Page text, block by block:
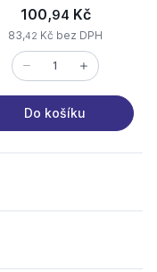
100,94 Kč
83,42 Kč bez DPH
Do košíku